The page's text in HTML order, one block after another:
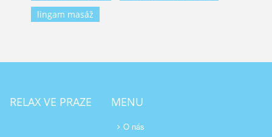
lingam masáž
RELAX VE PRAZE MENU
O nás